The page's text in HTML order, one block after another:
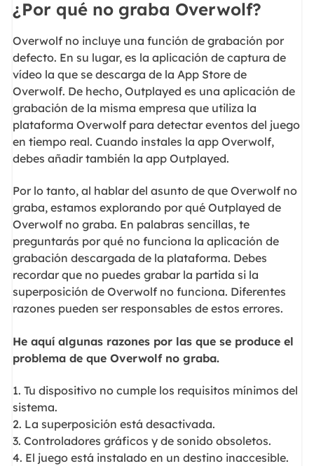
¿Por qué no graba Overwolf?
Overwolf no incluye una función de grabación por
defecto. En su lugar, es la aplicación de captura de
vídeo la que se descarga de la App Store de
Overwolf. De hecho, Outplayed es una aplicación de
grabación de la misma empresa que utiliza la
plataforma Overwolf para detectar eventos del juego
en tiempo real. Cuando instales la app Overwolf,
debes añadir también la app Outplayed.
Por lo tanto, al hablar del asunto de que Overwolf no
graba, estamos explorando por qué Outplayed de
Overwolf no graba. En palabras sencillas, te
preguntarás por qué no funciona la aplicación de
grabación descargada de la plataforma. Debes
recordar que no puedes grabar la partida si la
superposición de Overwolf no funciona. Diferentes
razones pueden ser responsables de estos errores.
He aquí algunas razones por las que se produce el
problema de que Overwolf no graba.
1. Tu dispositivo no cumple los requisitos mínimos del
sistema.
2. La superposición está desactivada.
3. Controladores gráficos y de sonido obsoletos.
4. El juego está instalado en un destino inaccesible.